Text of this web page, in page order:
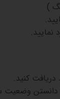
)
نمایید.
دانستن وضعیت